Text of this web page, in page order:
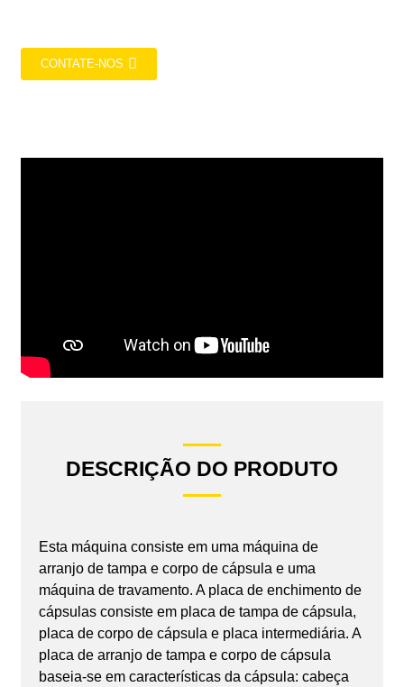
CONTATE-NOS
DESCRIÇÃO DO PRODUTO
Esta máquina consiste em uma máquina de
arranjo de tampa e corpo de cápsula e uma
máquina de travamento. A placa de enchimento de
cápsulas consiste em placa de tampa de cápsula,
placa de corpo de cápsula e placa intermediária. A
placa de arranjo de tampa e corpo de cápsula
baseia-se em características da cápsula: cabeça